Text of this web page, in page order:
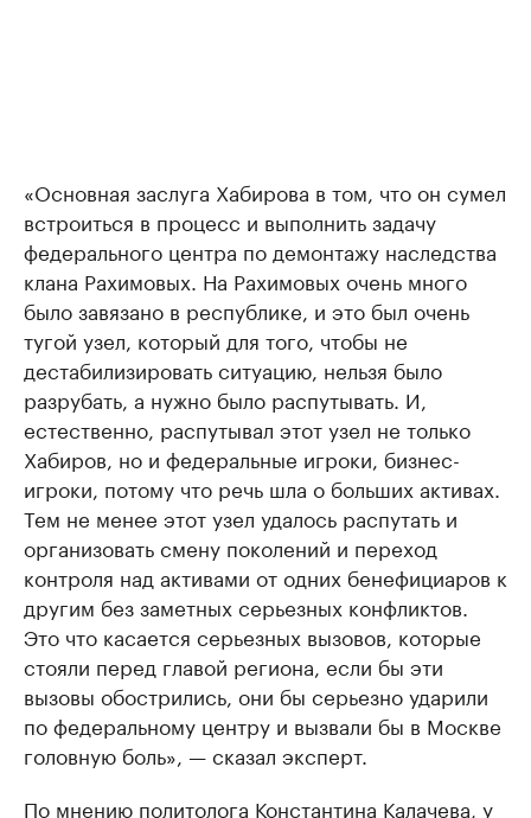
«Основная заслуга Хабирова в том, что он сумел
встроиться в процесс и выполнить задачу
федерального центра по демонтажу наследства
клана Рахимовых. На Рахимовых очень много
было завязано в республике, и это был очень
тугой узел, который для того, чтобы не
дестабилизировать ситуацию, нельзя было
разрубать, а нужно было распутывать. И,
естественно, распутывал этот узел не только
Хабиров, но и федеральные игроки, бизнес-
игроки, потому что речь шла о больших активах.
Тем не менее этот узел удалось распутать и
организовать смену поколений и переход
контроля над активами от одних бенефициаров к
другим без заметных серьезных конфликтов.
Это что касается серьезных вызовов, которые
стояли перед главой региона, если бы эти
вызовы обострились, они бы серьезно ударили
по федеральному центру и вызвали бы в Москве
головную боль», — сказал эксперт.
По мнению политолога Константина Калачева, у